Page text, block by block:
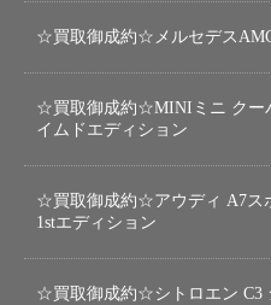
☆買取御成約☆メルセデス
☆買取御成約☆MINIミニ クー
イムドエディション
☆買取御成約☆アウディ A7ス
1stエディション
☆買取御成約☆シトロエン C3